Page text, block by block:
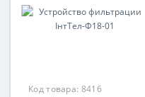
Код товара: 8416